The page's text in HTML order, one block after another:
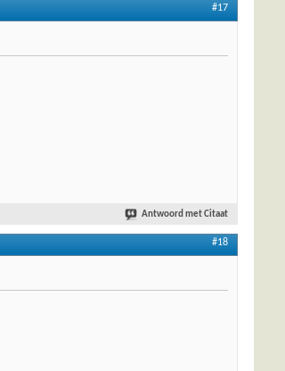
#17
Antwoord met Citaat
#18